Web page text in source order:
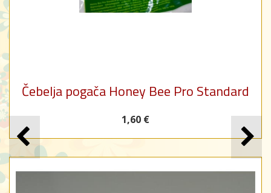
Čebelja pogača Honey Bee Pro Standard
1,60 €